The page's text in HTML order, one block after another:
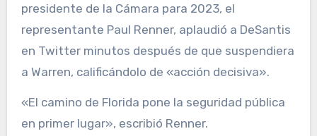
presidente de la Cámara para 2023, el
representante Paul Renner, aplaudió a DeSantis
en Twitter minutos después de que suspendiera
a Warren, calificándolo de «acción decisiva».
«El camino de Florida pone la seguridad pública
en primer lugar», escribió Renner.